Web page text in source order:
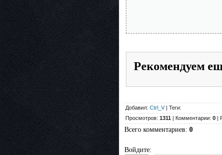
Рекомендуем
Добавил: Ctrl_V| Теги:
Просмотров: 1311 | Комментарии: 0 |
Всего комментариев: 0
Войдите: